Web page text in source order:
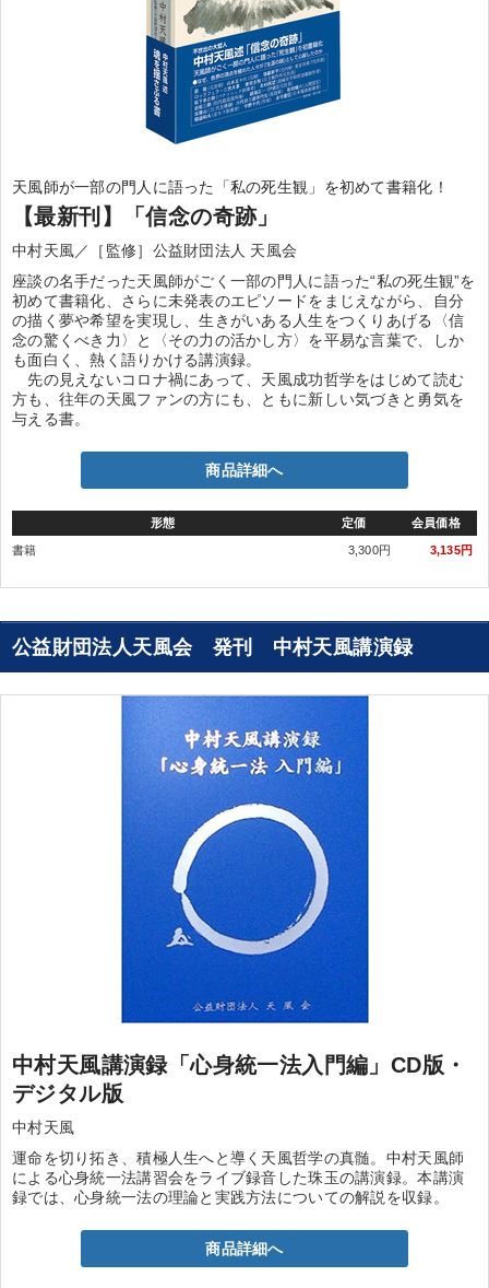
天風師が一部の門人に語った「私の死生観」を初めて書籍化！
【最新刊】「信念の奇跡」
中村天風／［監修］公益財団法人 天風会
座談の名手だった天風師がごく一部の門人に語った“私の死生観”を
初めて書籍化、さらに未発表のエピソードをまじえながら、自分
の描く夢や希望を実現し、生きがいある人生をつくりあげる〈信
念の驚くべき力〉と〈その力の活かし方〉を平易な言葉で、しか
も面白く、熱く語りかける講演録。
先の見えないコロナ禍にあって、天風成功哲学をはじめて読む
方も、往年の天風ファンの方にも、ともに新しい気づきと勇気を
与える書。
商品詳細へ
形態 定価 会員価格
書籍 3,300円 3,135円
公益財団法人天風会 発刊 中村天風講演録
中村天風講演録「心身統一法入門編」CD版・
デジタル版
中村天風
運命を切り拓き、積極人生へと導く天風哲学の真髄。中村天風師
による心身統一法講習会をライブ録音した珠玉の講演録。本講演
録では、心身統一法の理論と実践方法についての解説を収録。
商品詳細へ